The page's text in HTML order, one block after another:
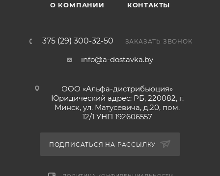
О КОМПАНИИ КОНТАКТЫ
375 (29) 300-32-50 ЗАКАЗАТЬ ЗВОНОК
info@a-dostavka.by
ООО «Альфа-дистрибьюция»
Юридический адрес: РБ, 220082, г.
Минск, ул. Матусевича, д.20, пом.
12/1 УНП 192606557
ПОДПИСАТЬСЯ НА РАССЫЛКУ